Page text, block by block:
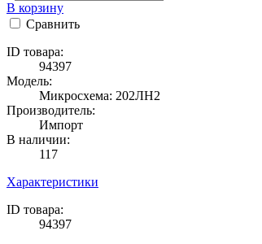
В корзину
Сравнить
ID товара:
94397
Модель:
Микросхема: 202ЛН2
Производитель:
Импорт
В наличии:
117
Характеристики
ID товара:
94397